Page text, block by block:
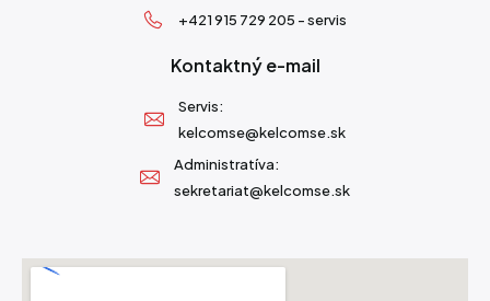
+421 915 729 205 - servis
Kontaktný e-mail
Servis:
kelcomse@kelcomse.sk
Administratíva:
sekretariat@kelcomse.sk